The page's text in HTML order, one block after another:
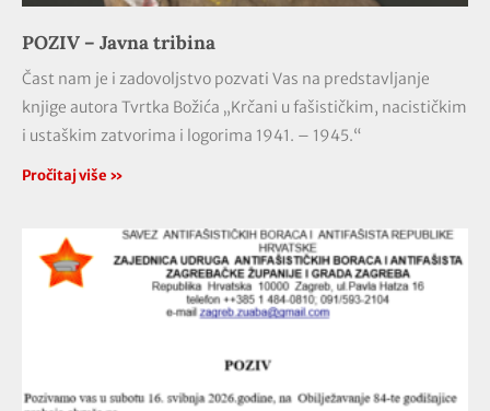
POZIV – Javna tribina
Čast nam je i zadovoljstvo pozvati Vas na predstavljanje
knjige autora Tvrtka Božića „Krčani u fašističkim, nacističkim
i ustaškim zatvorima i logorima 1941. – 1945.“
Pročitaj više »